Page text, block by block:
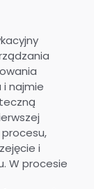
i najmie
procesu,
i
W procesie